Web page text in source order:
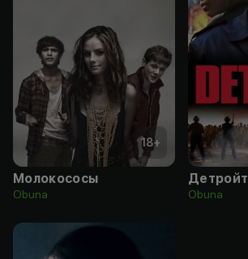
18+
Молокососы
Obuna
Детройт
Obuna